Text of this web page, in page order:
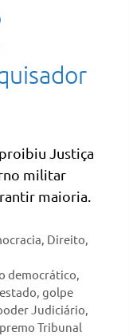
Justiça
militar
maioria.
, Direito,
democrático,
, golpe
Judiciário,
Tribunal